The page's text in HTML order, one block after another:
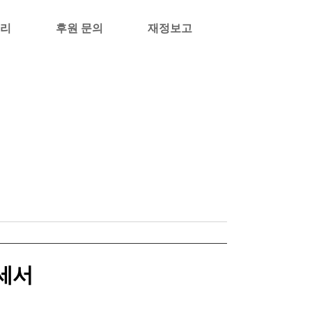
후원 문의 재정보고
서